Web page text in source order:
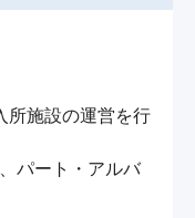
所施設の運営を行
パート・アルバ